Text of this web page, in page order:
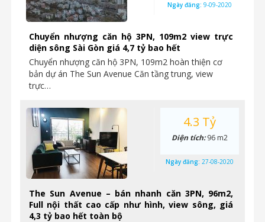
Chuyển nhượng căn hộ 3PN, 109m2 view trực
diện sông Sài Gòn giá 4,7 tỷ bao hết
Chuyển nhượng căn hộ 3PN, 109m2 hoàn thiện cơ
bản dự án The Sun Avenue Căn tầng trung, view
trực…
Ngày đăng: 9-09-2020
The Sun Avenue – bán nhanh căn 3PN, 96m2,
Full nội thất cao cấp như hình, view sông, giá
4,3 tỷ bao hết toàn bộ
4.3 Tỷ
Diện tích:96 m2
Ngày đăng: 27-08-2020